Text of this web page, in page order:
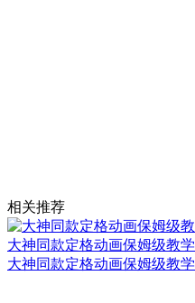
相关推荐
大神同款定格动画保姆级教学
大神同款定格动画保姆级教学